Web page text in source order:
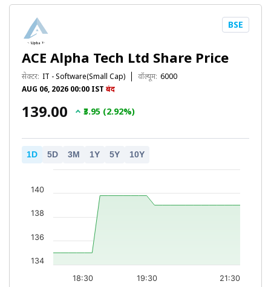
ACE Alpha Tech Ltd Share Price
सेक्टर: IT - Software(Small Cap) वॉल्यूम: 6000
AUG 06, 2026 00:00 IST बंद
BSE
₹139.00 ₹3.95 (2.92%)
1D 5D 3M 1Y 5Y 10Y
18:30 19:30 21:30
134
136
138
140